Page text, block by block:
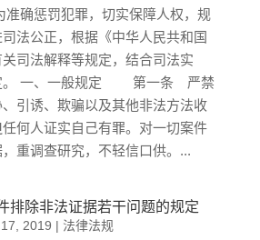
惩罚犯罪，切实保障人权，规
法公正，根据《中华人民共和国
司法解释等规定，结合司法实
。 一、一般规定 第一条 严禁
引诱、欺骗以及其他非法方法收
何人证实自己有罪。对一切案件
重调查研究，不轻信口供。...
排除非法证据若干问题的规定
2019 | 法律法规